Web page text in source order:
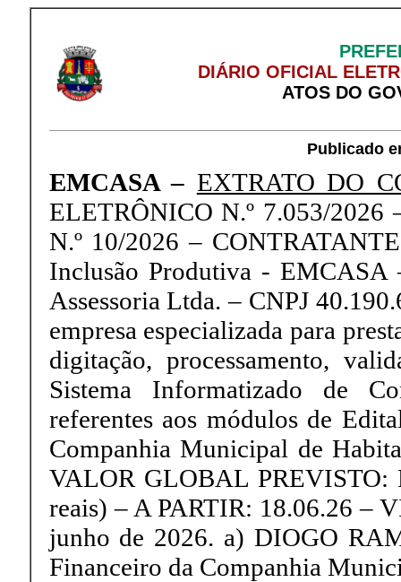
DIÁRIO OFICIAL
ATOS DO
Publicado
EMCASA – EXTRATO DO
ELETRÔNICO N.º 7.053/
N.º 10/2026 –
Inclusão Produtiva - EMCASA
Assessoria Ltda. – CNPJ
empresa especializada para
digitação, processamento,
Sistema Informatizado de
referentes aos módulos de
Companhia Municipal de
VALOR GLOBAL PREVISTO:
reais) – A PARTIR: 18.06.26 –
junho de 2026. a) DIOGO
Financeiro da Companhia